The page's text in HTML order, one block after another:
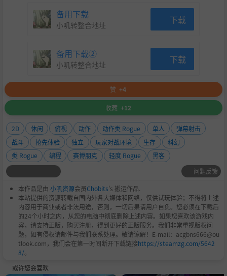
备用下载
小叽转整合地址 下载
备用下载②
小叽转整合地址 下载
赞 +4
收藏 +12
2D 休闲 俯视 动作 动作类 Rogue 单人
弹幕射击
战斗
抢先体验 独立 玩家对战环境 生存
科幻
类 Rogue
编程 赛博朋克 轻度 Rogue
黑客
问题反馈
本作品是由 小叽资源会员Chobits's 搬运作品.
本站提供的资源转载自国内外各大媒体和网络，仅供试玩体验；不得将上述
内容用于商业或者非法用途，否则，一切后果请用户自负。您必须在下载后
的24个小时之内，从您的电脑中彻底删除上述内容。如果您喜欢该游戏内
容，请支持正版，购买注册，得到更好的正版服务。我们非常重视版权问
题，如有侵权请邮件与我们联系处理。敬请谅解！E-mail：acgbns666@ou
tlook.com，我们会在第一时间断开下载链接https://steamzg.com/5642
8/。
或许您会喜欢